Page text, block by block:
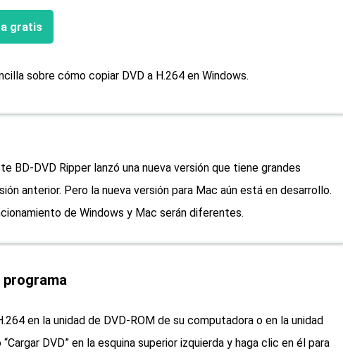
gratis
sobre cómo copiar DVD a H.264 en Windows.
BD-DVD Ripper lanzó una nueva versión que tiene grandes
anterior. Pero la nueva versión para Mac aún está en desarrollo.
de Windows y Mac serán diferentes.
programa
en la unidad de DVD-ROM de su computadora o en la unidad
DVD” en la esquina superior izquierda y haga clic en él para